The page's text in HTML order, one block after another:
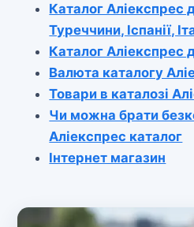
Каталог Аліекспрес
Туреччини, Іспанії,
Каталог Аліекспрес
Валюта каталогу
Товари в каталозі
Чи можна брати
Аліекспрес каталог
Інтернет магазин